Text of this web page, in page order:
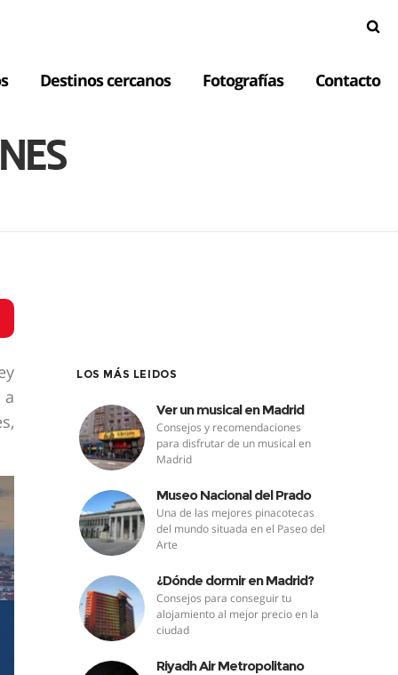
Destinos cercanos Fotografías Contacto
a
LOS MÁS LEIDOS
Ver un musical en Madrid
Consejos y recomendaciones
para disfrutar de un musical en
Madrid
Museo Nacional del Prado
Una de las mejores pinacotecas
del mundo situada en el Paseo del
Arte
¿Dónde dormir en Madrid?
Consejos para conseguir tu
alojamiento al mejor precio en la
ciudad
Riyadh Air Metropolitano